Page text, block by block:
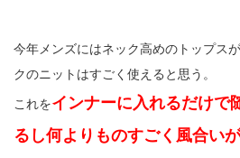
今年メンズにはネック高めのトップス
クのニットはすごく使えると思う。
これをインナーに入れるだけで
るし何よりものすごく風合い